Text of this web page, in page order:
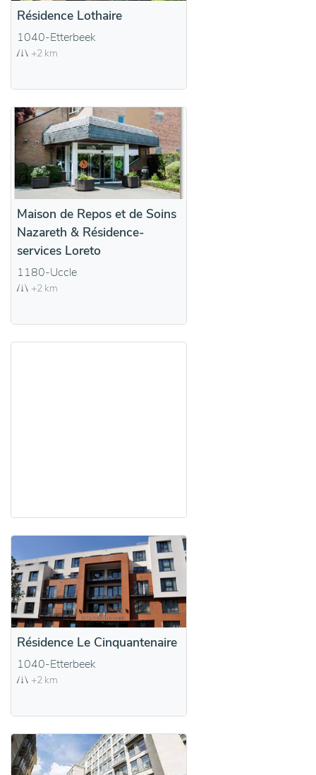
Résidence Lothaire
1040-Etterbeek
+2 km
Maison de Repos et de Soins
Nazareth & Résidence-
services Loreto
1180-Uccle
+2 km
Résidence Le Cinquantenaire
1040-Etterbeek
+2 km